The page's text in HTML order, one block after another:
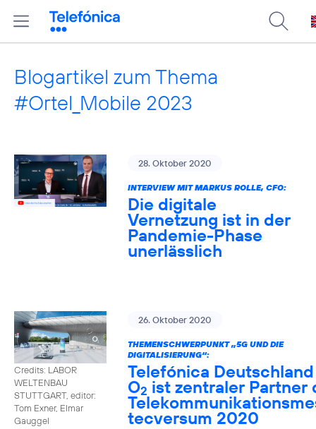
Blogartikel zum Thema
#Ortel_Mobile 2023
28. Oktober 2020
INTERVIEW MIT MARKUS ROLLE, CFO:
Die digitale
Vernetzung ist in der
Pandemie-Phase
unerlässlich
Credits: LABOR
WELTENBAU
STUTTGART, editor:
Tom Exner, Elmar
Gauggel
26. Oktober 2020
THEMENSCHWERPUNKT „5G UND DIE
DIGITALISIERUNG“:
Telefónica
O2 ist zentraler Partner
tecversum 2020